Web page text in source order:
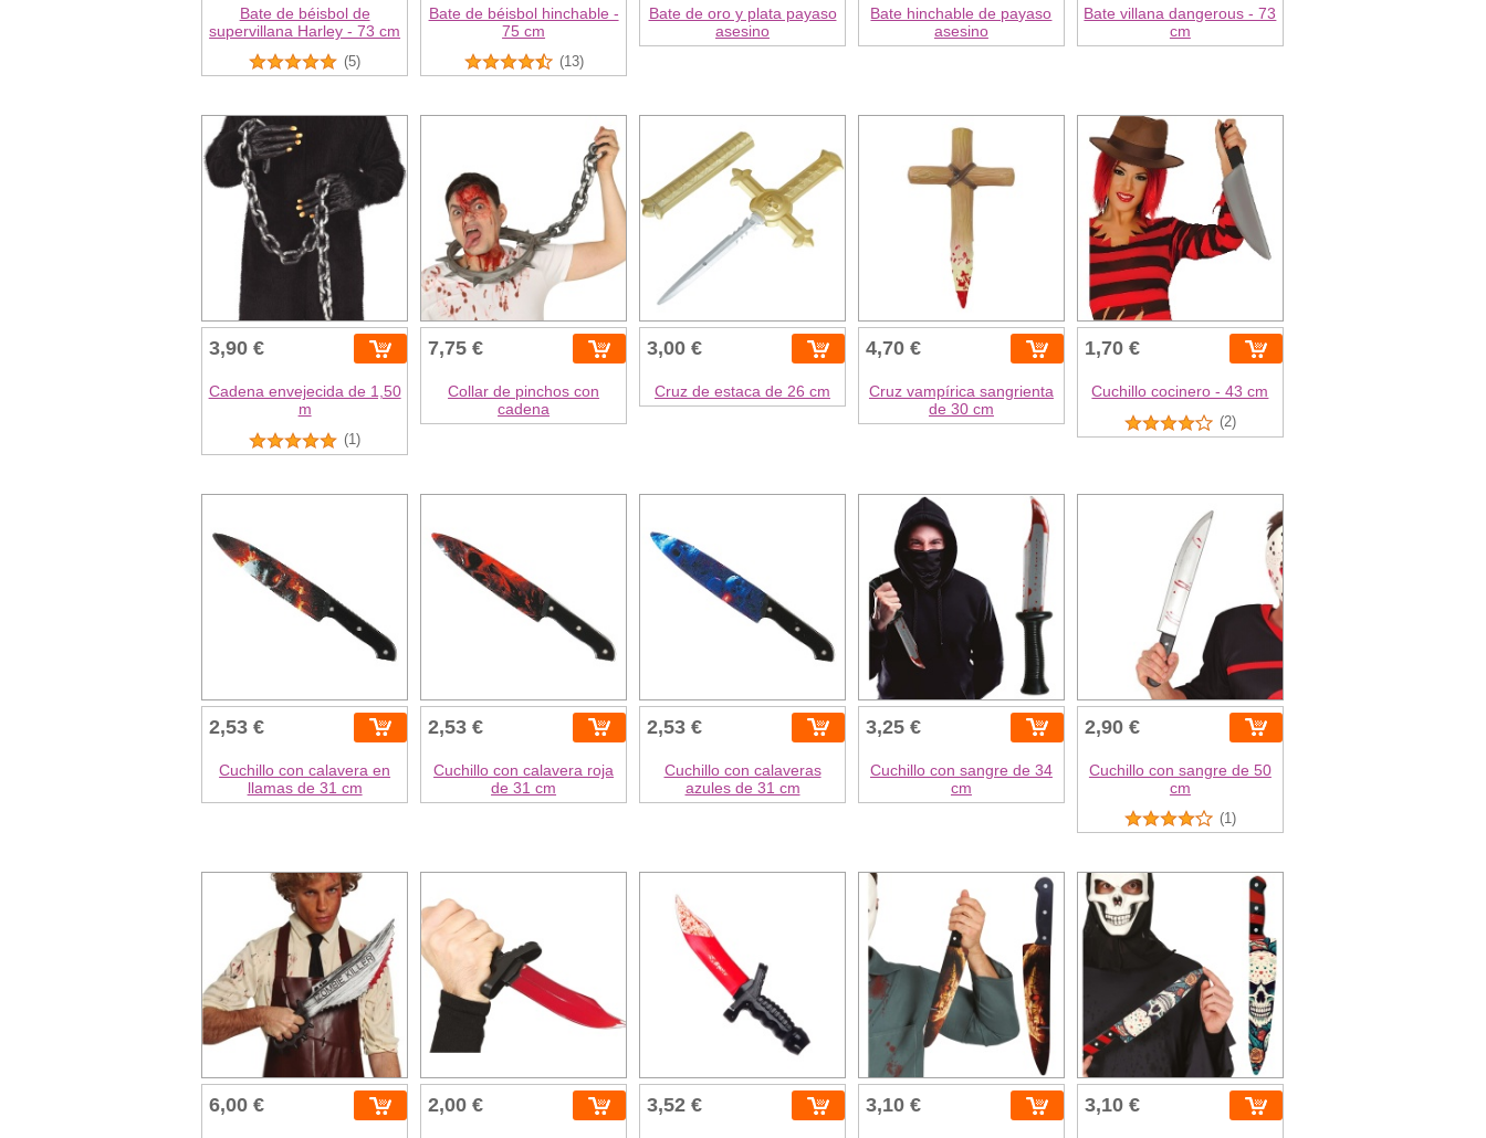
Bate de béisbol de
supervillana Harley - 73 cm
(5)
Bate de béisbol hinchable -
75 cm
(13)
Bate de oro y plata payaso
asesino
Bate hinchable de payaso
asesino
Bate villana dangerous - 73
cm
3,90 €
Cadena envejecida de 1,50
m
(1)
7,75 €
Collar de pinchos con
cadena
3,00 €
Cruz de estaca de 26 cm
4,70 €
Cruz vampírica sangrienta
de 30 cm
1,70 €
Cuchillo cocinero - 43 cm
(2)
2,53 €
Cuchillo con calavera en
llamas de 31 cm
2,53 €
Cuchillo con calavera roja
de 31 cm
2,53 €
Cuchillo con calaveras
azules de 31 cm
3,25 €
Cuchillo con sangre de 34
cm
2,90 €
Cuchillo con sangre de 50
cm
(1)
6,00 € 2,00 € 3,52 € 3,10 € 3,10 €